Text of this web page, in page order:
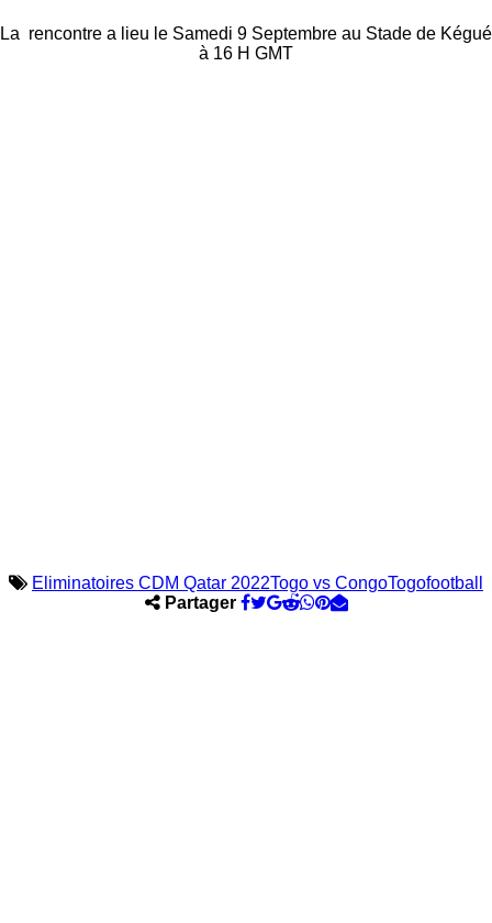
La rencontre a lieu le Samedi 9 Septembre au Stade de Kégué
à 16 H GMT
Eliminatoires CDM Qatar 2022Togo vs CongoTogofootball
Partager